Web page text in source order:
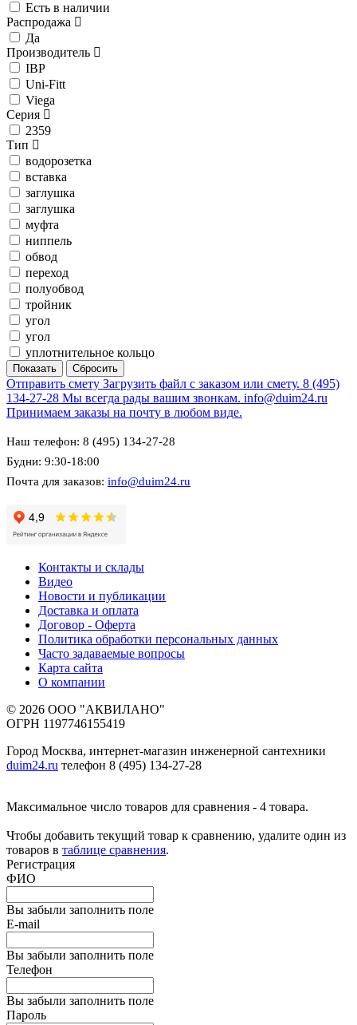
Есть в наличии
Распродажа
Да
Производитель
IBP
Uni-Fitt
Viega
Серия
2359
Тип
водорозетка
вставка
заглушка
заглушка
муфта
ниппель
обвод
переход
полуобвод
тройник
угол
угол
уплотнительное кольцо
Отправить смету Загрузить файл с заказом или смету. 8 (495)
134-27-28 Мы всегда рады вашим звонкам. info@duim24.ru
Принимаем заказы на почту в любом виде.
Наш телефон: 8 (495) 134-27-28
Будни: 9:30-18:00
Почта для заказов: info@duim24.ru
Контакты и склады
Видео
Новости и публикации
Доставка и оплата
Договор - Оферта
Политика обработки персональных данных
Часто задаваемые вопросы
Карта сайта
О компании
© 2026 ООО "АКВИЛАНО"
ОГРН 1197746155419
Город Москва, интернет-магазин инженерной сантехники
duim24.ru телефон 8 (495) 134-27-28
Максимальное число товаров для сравнения - 4 товара.
Чтобы добавить текущий товар к сравнению, удалите один из
товаров в таблице сравнения.
Регистрация
ФИО
Вы забыли заполнить поле
E-mail
Вы забыли заполнить поле
Телефон
Вы забыли заполнить поле
Пароль